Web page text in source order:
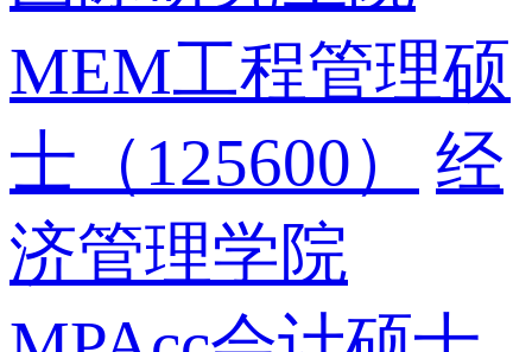
MEM工程管理硕
士（125600）
经
济管理学院